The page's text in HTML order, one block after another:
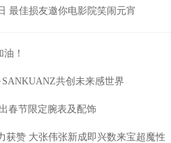
最佳损友邀你电影院笑闹元宵
！
共创未来感世界
春节限定腕表及配饰
获赞 大张伟张新成即兴数来宝超魔性